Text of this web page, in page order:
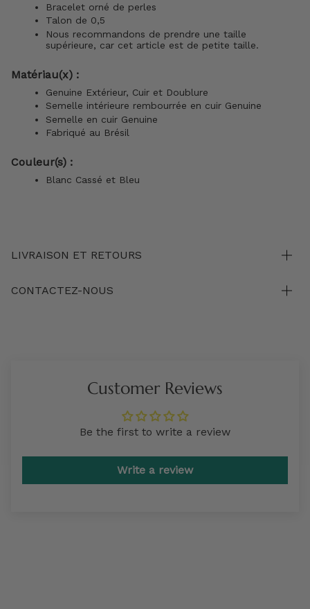
Bracelet orné de perles
Talon de 0,5
Nous recommandons de prendre une taille
supérieure, car cet article est de petite taille.
Matériau(x) :
Genuine Extérieur, Cuir et Doublure
Semelle intérieure rembourrée en cuir Genuine
Semelle en cuir Genuine
Fabriqué au Brésil
Couleur(s) :
Blanc Cassé et Bleu
LIVRAISON ET RETOURS
CONTACTEZ-NOUS
Customer Reviews
Be the first to write a review
Write a review